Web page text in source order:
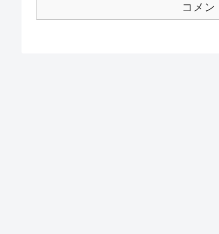
コメン